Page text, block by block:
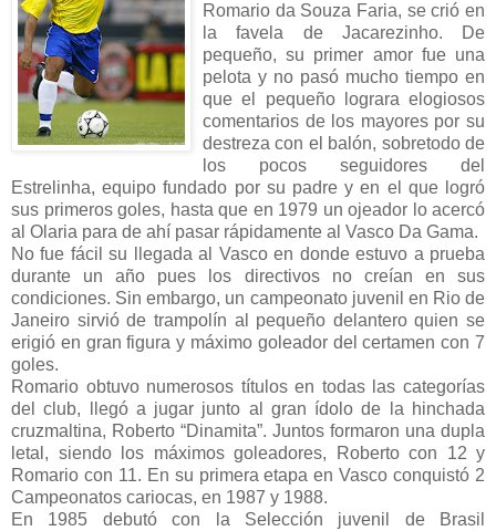
Romario da Souza Faria, se crió en
la favela de Jacarezinho. De
pequeño, su primer amor fue una
pelota y no pasó mucho tiempo en
que el pequeño lograra elogiosos
comentarios de los mayores por su
destreza con el balón, sobretodo de
los pocos seguidores del
Estrelinha, equipo fundado por su padre y en el que logró
sus primeros goles, hasta que en 1979 un ojeador lo acercó
al Olaria para de ahí pasar rápidamente al Vasco Da Gama.
No fue fácil su llegada al Vasco en donde estuvo a prueba
durante un año pues los directivos no creían en sus
condiciones. Sin embargo, un campeonato juvenil en Rio de
Janeiro sirvió de trampolín al pequeño delantero quien se
erigió en gran figura y máximo goleador del certamen con 7
goles.
Romario obtuvo numerosos títulos en todas las categorías
del club, llegó a jugar junto al gran ídolo de la hinchada
cruzmaltina, Roberto “Dinamita”. Juntos formaron una dupla
letal, siendo los máximos goleadores, Roberto con 12 y
Romario con 11. En su primera etapa en Vasco conquistó 2
Campeonatos cariocas, en 1987 y 1988.
En 1985 debutó con la Selección juvenil de Brasil